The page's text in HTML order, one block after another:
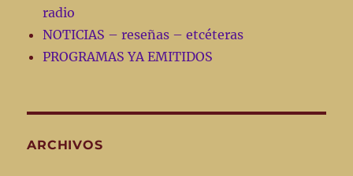
radio
NOTICIAS – reseñas – etcéteras
PROGRAMAS YA EMITIDOS
ARCHIVOS